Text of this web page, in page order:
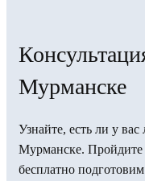
Мурманске
Узнайте, есть ли у
Мурманске. Пройдите
бесплатно